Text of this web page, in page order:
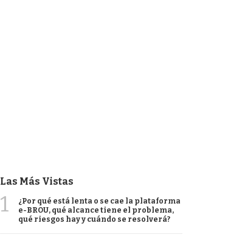
Las Más Vistas
1
¿Por qué está lenta o se cae la plataforma
e-BROU, qué alcance tiene el problema,
qué riesgos hay y cuándo se resolverá?